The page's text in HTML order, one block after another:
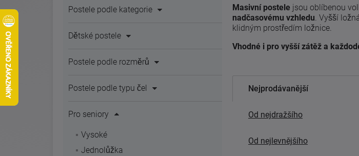
Postele podle kategorie
Dětské postele
Postele podle rozměrů
Postele podle typu čel
Pro seniory
Vysoké
Jednolůžka
Masivní postele jsou oblíbenou
nadčasovému vzhledu. Vyšší
klidným prostředím ložnice.
Vhodné i pro vyšší zátěž a
Nejprodávanější
Od nejdražšího
Od nejlevnějšího